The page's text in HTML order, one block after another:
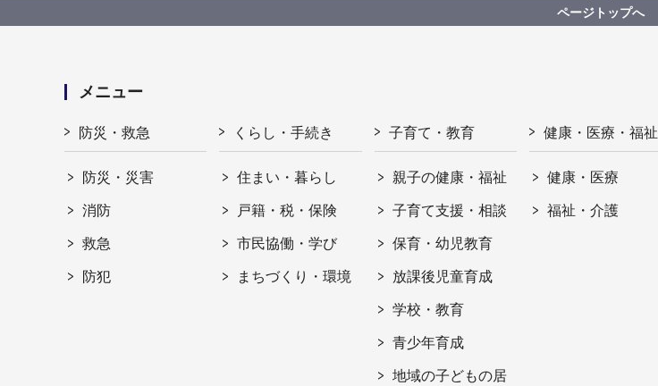
ページトップへ
メニュー
防災・救急
防災・災害
消防
救急
防犯
くらし・手続き
住まい・暮らし
戸籍・税・保険
市民協働・学び
まちづくり・環境
子育て・教育
親子の健康・福祉
子育て支援・相談
保育・幼児教育
放課後児童育成
学校・教育
青少年育成
地域の子どもの居
健康・医療・福祉
健康・医療
福祉・介護